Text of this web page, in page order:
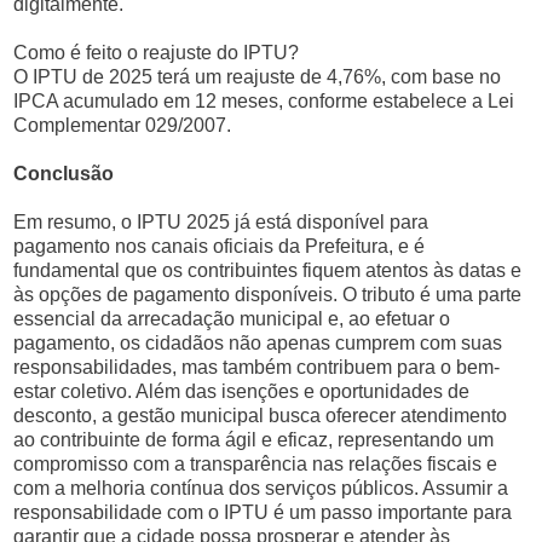
digitalmente.
Como é feito o reajuste do IPTU?
O IPTU de 2025 terá um reajuste de 4,76%, com base no
IPCA acumulado em 12 meses, conforme estabelece a Lei
Complementar 029/2007.
Conclusão
Em resumo, o IPTU 2025 já está disponível para
pagamento nos canais oficiais da Prefeitura, e é
fundamental que os contribuintes fiquem atentos às datas e
às opções de pagamento disponíveis. O tributo é uma parte
essencial da arrecadação municipal e, ao efetuar o
pagamento, os cidadãos não apenas cumprem com suas
responsabilidades, mas também contribuem para o bem-
estar coletivo. Além das isenções e oportunidades de
desconto, a gestão municipal busca oferecer atendimento
ao contribuinte de forma ágil e eficaz, representando um
compromisso com a transparência nas relações fiscais e
com a melhoria contínua dos serviços públicos. Assumir a
responsabilidade com o IPTU é um passo importante para
garantir que a cidade possa prosperar e atender às